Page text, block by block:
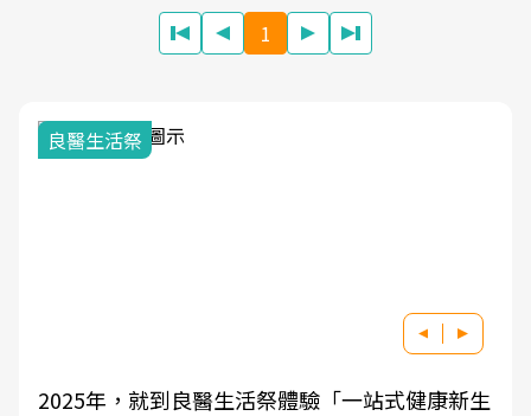
1
良醫生活祭
2025年，就到良醫生活祭體驗「一站式健康新生